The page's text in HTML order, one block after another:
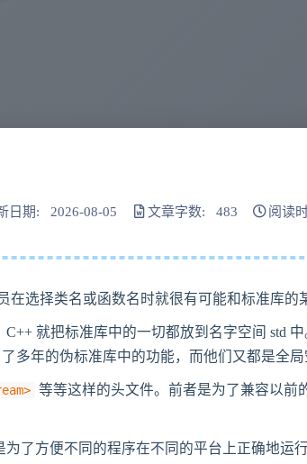
日期: 2026-08-05 文章字数: 483
阅读
在选择类名或函数名时就很有可能和标准库的
就把标准库中的一切都放到名字空间 std
多年的伪标准库中的功能，而他们又都是全局
等等这样的头文件。前者是为了兼容以前
为了方便不同的程序在不同的平台上正确地运